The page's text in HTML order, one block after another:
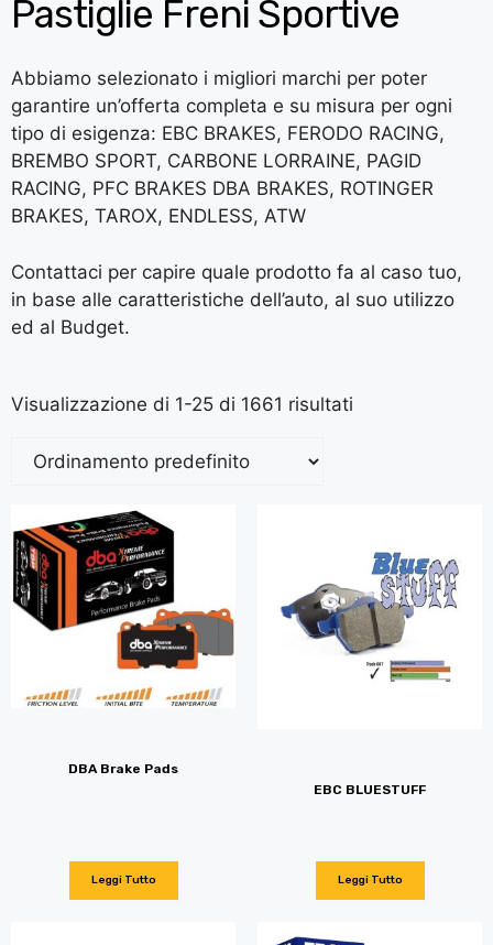
Pastiglie Freni Sportive
Abbiamo selezionato i migliori marchi per poter
garantire un’offerta completa e su misura per ogni
tipo di esigenza: EBC BRAKES, FERODO RACING,
BREMBO SPORT, CARBONE LORRAINE, PAGID
RACING, PFC BRAKES DBA BRAKES, ROTINGER
BRAKES, TAROX, ENDLESS, ATW
Contattaci per capire quale prodotto fa al caso tuo,
in base alle caratteristiche dell’auto, al suo utilizzo
ed al Budget.
Visualizzazione di 1-25 di 1661 risultati
DBA Brake Pads
Leggi Tutto
EBC BLUESTUFF
Leggi Tutto